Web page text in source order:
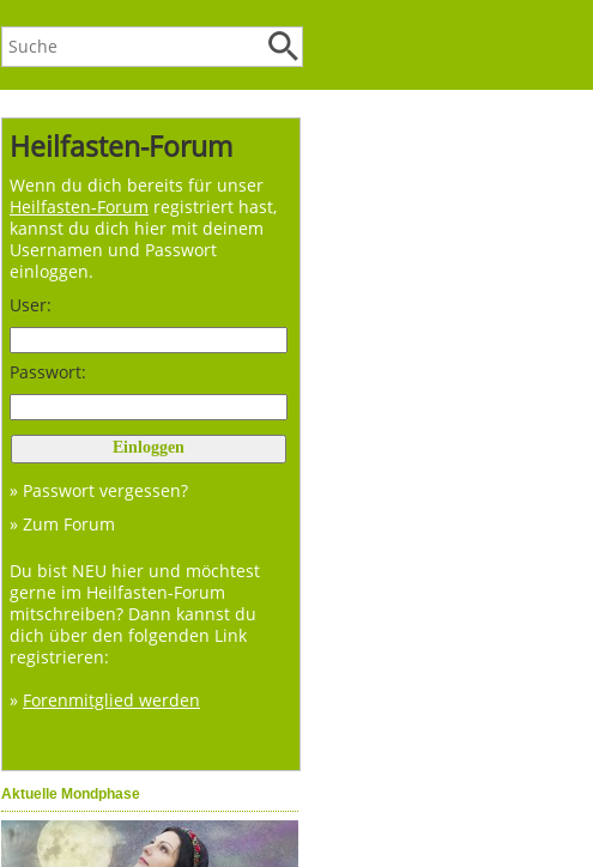
Heilfasten-Forum
Wenn du dich bereits für unser
Heilfasten-Forum registriert hast,
kannst du dich hier mit deinem
Usernamen und Passwort
einloggen.
User:
Passwort:
» Passwort vergessen?
» Zum Forum
Du bist NEU hier und möchtest
gerne im Heilfasten-Forum
mitschreiben? Dann kannst du
dich über den folgenden Link
registrieren:
» Forenmitglied werden
Aktuelle Mondphase